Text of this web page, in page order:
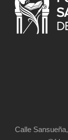
Calle